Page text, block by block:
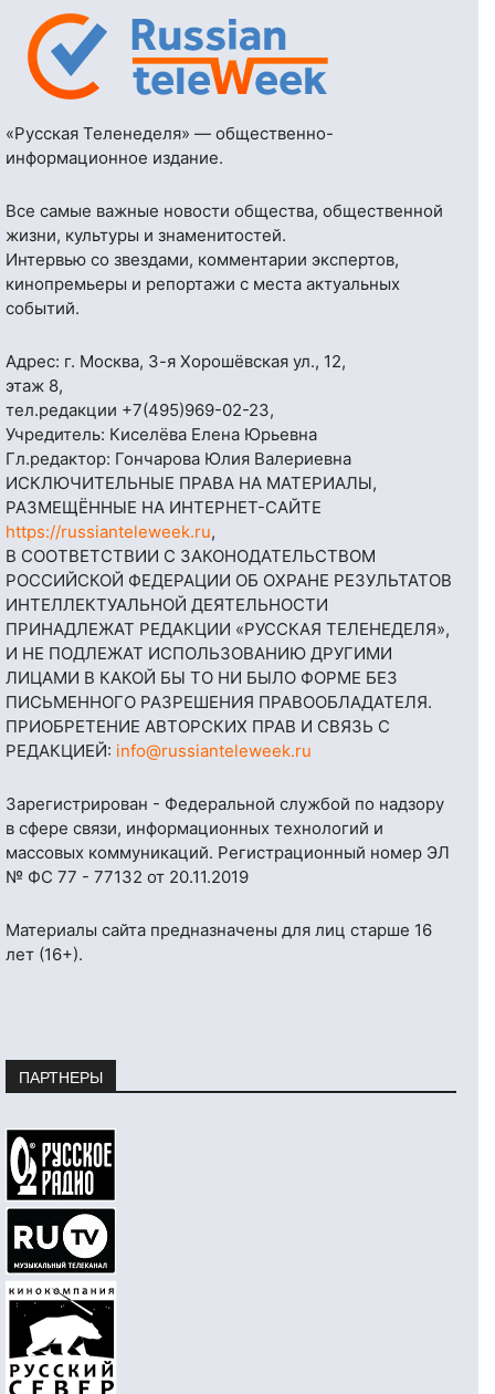
«Русская Теленеделя» — общественно-
информационное издание.
Все самые важные новости общества, общественной
жизни, культуры и знаменитостей.
Интервью со звездами, комментарии экспертов,
кинопремьеры и репортажи с места актуальных
событий.
Адрес: г. Москва, 3-я Хорошёвская ул., 12,
этаж 8,
тел.редакции +7(495)969-02-23,
Учредитель: Киселёва Елена Юрьевна
Гл.редактор: Гончарова Юлия Валериевна
ИСКЛЮЧИТЕЛЬНЫЕ ПРАВА НА МАТЕРИАЛЫ,
РАЗМЕЩЁННЫЕ НА ИНТЕРНЕТ-САЙТЕ
https://russianteleweek.ru,
В СООТВЕТСТВИИ С ЗАКОНОДАТЕЛЬСТВОМ
РОССИЙСКОЙ ФЕДЕРАЦИИ ОБ ОХРАНЕ РЕЗУЛЬТАТОВ
ИНТЕЛЛЕКТУАЛЬНОЙ ДЕЯТЕЛЬНОСТИ
ПРИНАДЛЕЖАТ РЕДАКЦИИ «РУССКАЯ ТЕЛЕНЕДЕЛЯ»,
И НЕ ПОДЛЕЖАТ ИСПОЛЬЗОВАНИЮ ДРУГИМИ
ЛИЦАМИ В КАКОЙ БЫ ТО НИ БЫЛО ФОРМЕ БЕЗ
ПИСЬМЕННОГО РАЗРЕШЕНИЯ ПРАВООБЛАДАТЕЛЯ.
ПРИОБРЕТЕНИЕ АВТОРСКИХ ПРАВ И СВЯЗЬ С
РЕДАКЦИЕЙ: info@russianteleweek.ru
Зарегистрирован - Федеральной службой по надзору
в сфере связи, информационных технологий и
массовых коммуникаций. Регистрационный номер ЭЛ
№ ФС 77 - 77132 от 20.11.2019
Материалы сайта предназначены для лиц старше 16
лет (16+).
ПАРТНЕРЫ